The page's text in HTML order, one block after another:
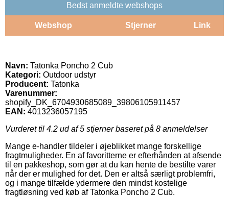
Bedst anmeldte webshops
Webshop Stjerner Link
Navn: Tatonka Poncho 2 Cub
Kategori: Outdoor udstyr
Producent: Tatonka
Varenummer:
shopify_DK_6704930685089_39806105911457
EAN: 4013236057195
Vurderet til 4.2 ud af 5 stjerner baseret på 8 anmeldelser
Mange e-handler tildeler i øjeblikket mange forskellige
fragtmuligheder. En af favoritterne er efterhånden at afsende
til en pakkeshop, som gør at du kan hente de bestilte varer
når der er mulighed for det. Den er altså særligt problemfri,
og i mange tilfælde ydermere den mindst kostelige
fragtløsning ved køb af Tatonka Poncho 2 Cub.